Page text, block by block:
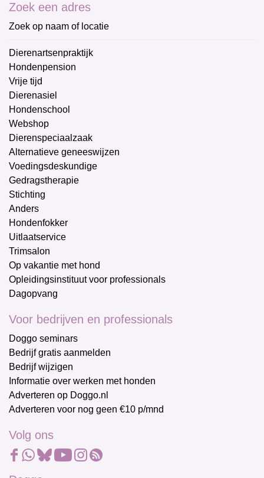
Zoek een adres
Zoek op naam of locatie
Dierenartsenpraktijk
Hondenpension
Vrije tijd
Dierenasiel
Hondenschool
Webshop
Dierenspeciaalzaak
Alternatieve geneeswijzen
Voedingsdeskundige
Gedragstherapie
Stichting
Anders
Hondenfokker
Uitlaatservice
Trimsalon
Op vakantie met hond
Opleidingsinstituut voor professionals
Dagopvang
Voor bedrijven en professionals
Doggo seminars
Bedrijf gratis aanmelden
Bedrijf wijzigen
Informatie over werken met honden
Adverteren op Doggo.nl
Adverteren voor nog geen €10 p/mnd
Volg ons